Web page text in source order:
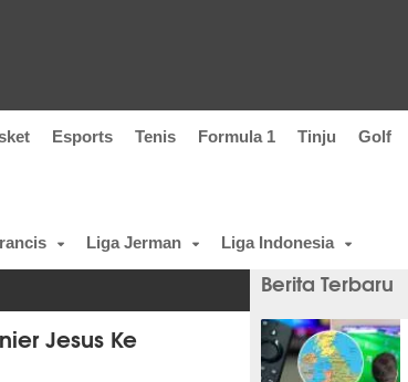
Esports Tenis Formula 1 Tinju Golf
Liga Jerman Liga Indonesia
Jesus Ke
Berita Terbaru